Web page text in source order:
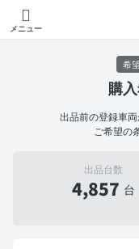
メニュー
購
出品前の登録車
ご希望の
出品台数
4,857 台
希